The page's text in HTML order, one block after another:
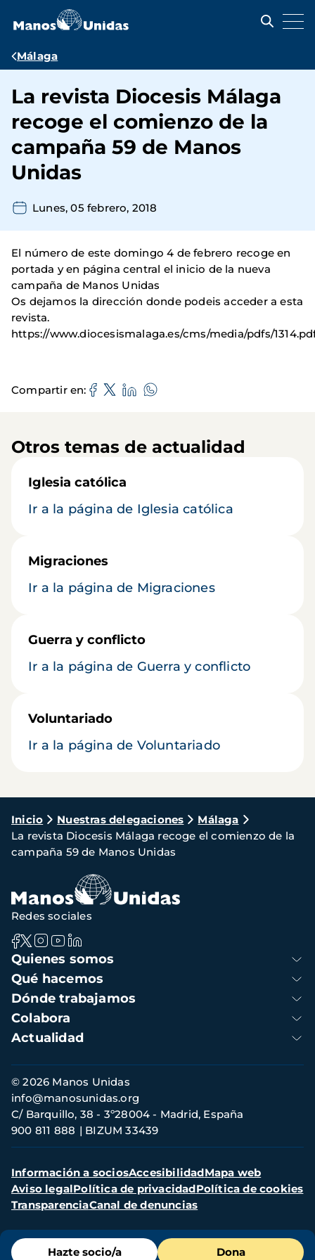
contenido
Ruta
navegación
Málaga
La revista Diocesis Málaga
recoge el comienzo de la
campaña 59 de Manos
Unidas
Lunes, 05 febrero, 2018
El número de este domingo 4 de febrero recoge en
portada y en página central el inicio de la nueva
campaña de Manos Unidas
Os dejamos la dirección donde podeis acceder a esta
revista.
https://www.diocesismalaga.es/cms/media/pdfs/
Compartir en
Otros temas de actualidad
Iglesia católica
Ir a la página de Iglesia católica
Migraciones
Ir a la página de Migraciones
Guerra y conflicto
Ir a la página de Guerra y conflicto
Voluntariado
Ir a la página de Voluntariado
Ruta
de
navegación
Inicio Nuestras delegaciones
Málaga
La revista Diocesis Málaga recoge el comienzo de la
campaña 59 de Manos Unidas
Menú
Hazte socio/a Dona
Navegación
principal
Quienes somos
Qué hacemos
Dónde trabajamos
Colabora
Actualidad
Redes sociales
Información
de
contacto
© 2026 Manos Unidas
C/ Barquillo, 38 - 3º28004 - Madrid, España
900 811 888
BIZUM 33439
info@manosunidas.org
Menú
secundario
Información a sociosAccesibilidadMapa web
Aviso legalPolítica de privacidadPolítica de cookies
TransparenciaCanal de denuncias